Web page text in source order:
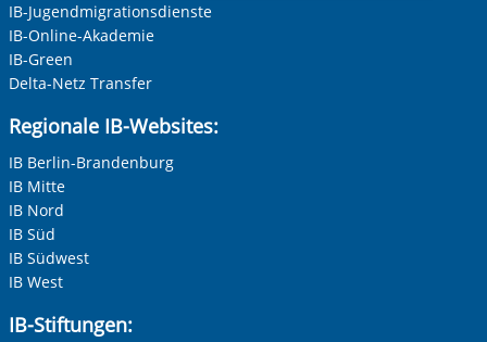
IB-Jugendmigrationsdienste
IB-Online-Akademie
IB-Green
Delta-Netz Transfer
Regionale IB-Websites:
IB Berlin-Brandenburg
IB Mitte
IB Nord
IB Süd
IB Südwest
IB West
IB-Stiftungen: